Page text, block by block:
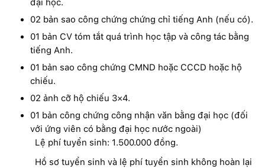
đại học.
02 bản sao công chứng chứng chỉ tiếng Anh (nếu có).
01 bản CV tóm tắt quá trình học tập và công tác bằng
tiếng Anh.
01 bản sao công chứng CMND hoặc CCCD hoặc hộ
chiếu.
02 ảnh cỡ hộ chiếu 3×4.
01 bản công chứng công nhận văn bằng đại học (đối
với ứng viên có bằng đại học nước ngoài)
Lệ phí tuyển sinh: 1.500.000 đồng.
Hồ sơ tuyển sinh và lệ phí tuyển sinh không hoàn lại